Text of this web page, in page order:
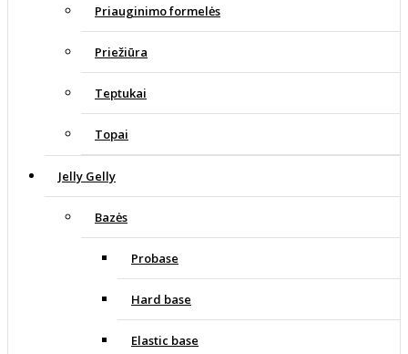
Priauginimo formelės
Priežiūra
Teptukai
Topai
Jelly Gelly
Bazės
Probase
Hard base
Elastic base